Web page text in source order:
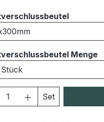
Menge
Anzahl: Gib
Set